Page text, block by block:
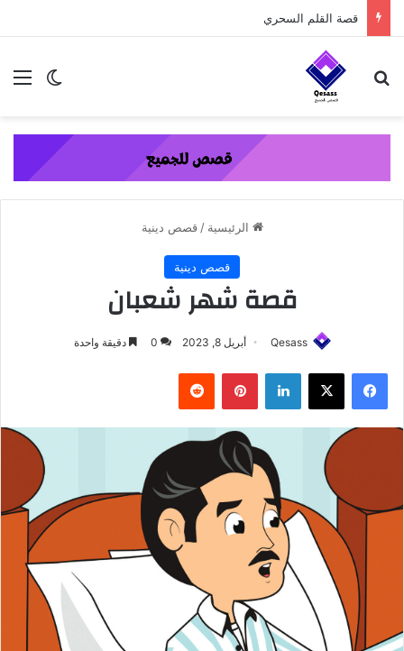
content
قصة القلم السحري
الوضع بحث عن
الرئيسية / قصص دينية
قصص دينية
قصة شهر شعبان
Qesass أبريل 8, 2023 0 دقيقة واحدة
فيسبوك ‫X لينكدإن بينتيريست